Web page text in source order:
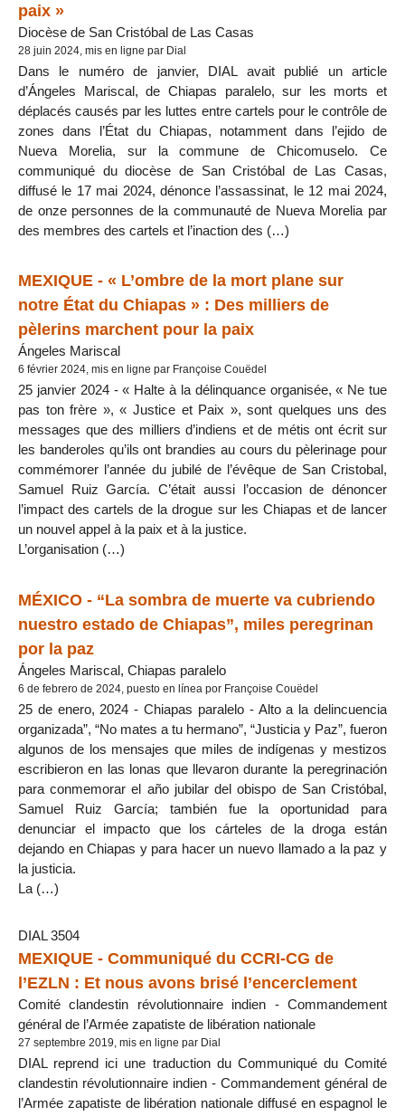
paix »
Diocèse de San Cristóbal de Las Casas
28 juin 2024, mis en ligne par Dial
Dans le numéro de janvier, DIAL avait publié un article
d’Ángeles Mariscal, de Chiapas paralelo, sur les morts et
déplacés causés par les luttes entre cartels pour le contrôle de
zones dans l’État du Chiapas, notamment dans l’ejido de
Nueva Morelia, sur la commune de Chicomuselo. Ce
communiqué du diocèse de San Cristóbal de Las Casas,
diffusé le 17 mai 2024, dénonce l’assassinat, le 12 mai 2024,
de onze personnes de la communauté de Nueva Morelia par
des membres des cartels et l’inaction des (…)
MEXIQUE - « L’ombre de la mort plane sur
notre État du Chiapas » : Des milliers de
pèlerins marchent pour la paix
Ángeles Mariscal
6 février 2024, mis en ligne par Françoise Couëdel
25 janvier 2024 - « Halte à la délinquance organisée, « Ne tue
pas ton frère », « Justice et Paix », sont quelques uns des
messages que des milliers d’indiens et de métis ont écrit sur
les banderoles qu’ils ont brandies au cours du pèlerinage pour
commémorer l’année du jubilé de l’évêque de San Cristobal,
Samuel Ruiz García. C’était aussi l’occasion de dénoncer
l’impact des cartels de la drogue sur les Chiapas et de lancer
un nouvel appel à la paix et à la justice.
L’organisation (…)
MÉXICO - “La sombra de muerte va cubriendo
nuestro estado de Chiapas”, miles peregrinan
por la paz
Ángeles Mariscal, Chiapas paralelo
6 de febrero de 2024, puesto en línea por Françoise Couëdel
25 de enero, 2024 - Chiapas paralelo - Alto a la delincuencia
organizada”, “No mates a tu hermano”, “Justicia y Paz”, fueron
algunos de los mensajes que miles de indígenas y mestizos
escribieron en las lonas que llevaron durante la peregrinación
para conmemorar el año jubilar del obispo de San Cristóbal,
Samuel Ruiz García; también fue la oportunidad para
denunciar el impacto que los cárteles de la droga están
dejando en Chiapas y para hacer un nuevo llamado a la paz y
la justicia.
La (…)
DIAL 3504
MEXIQUE - Communiqué du CCRI-CG de
l’EZLN : Et nous avons brisé l’encerclement
Comité clandestin révolutionnaire indien - Commandement
général de l’Armée zapatiste de libération nationale
27 septembre 2019, mis en ligne par Dial
DIAL reprend ici une traduction du Communiqué du Comité
clandestin révolutionnaire indien - Commandement général de
l’Armée zapatiste de libération nationale diffusé en espagnol le